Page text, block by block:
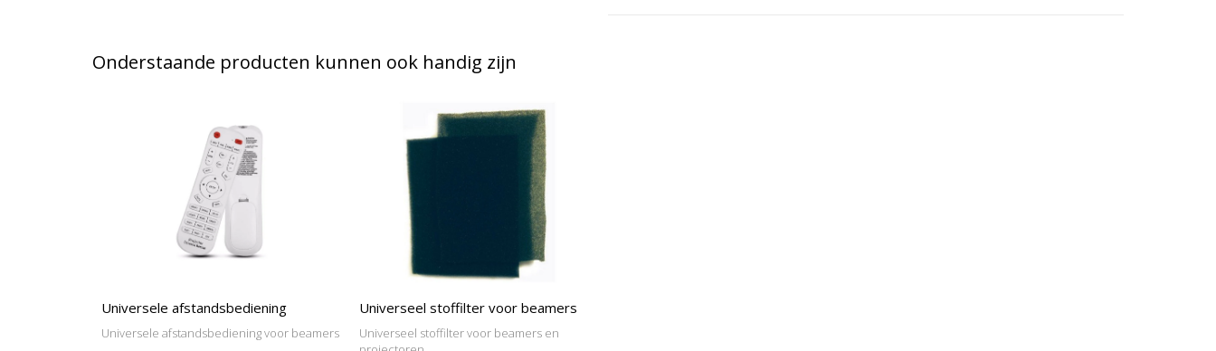
Onderstaande producten kunnen ook handig zijn
Universele afstandsbediening
Universele afstandsbediening voor beamers
Universeel stoffilter voor beamers
Universeel stoffilter voor beamers en